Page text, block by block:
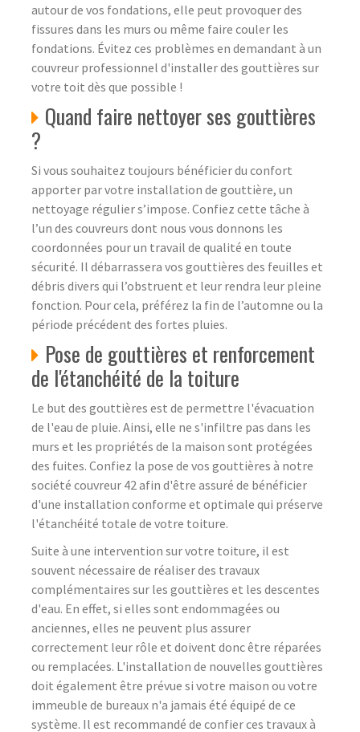
autour de vos fondations, elle peut provoquer des
fissures dans les murs ou même faire couler les
fondations. Évitez ces problèmes en demandant à un
couvreur professionnel d'installer des gouttières sur
votre toit dès que possible !
Quand faire nettoyer ses gouttières
?
Si vous souhaitez toujours bénéficier du confort
apporter par votre installation de gouttière, un
nettoyage régulier s’impose. Confiez cette tâche à
l’un des couvreurs dont nous vous donnons les
coordonnées pour un travail de qualité en toute
sécurité. Il débarrassera vos gouttières des feuilles et
débris divers qui l’obstruent et leur rendra leur pleine
fonction. Pour cela, préférez la fin de l’automne ou la
période précédent des fortes pluies.
Pose de gouttières et renforcement
de l'étanchéité de la toiture
Le but des gouttières est de permettre l'évacuation
de l'eau de pluie. Ainsi, elle ne s'infiltre pas dans les
murs et les propriétés de la maison sont protégées
des fuites. Confiez la pose de vos gouttières à notre
société couvreur 42 afin d'être assuré de bénéficier
d'une installation conforme et optimale qui préserve
l'étanchéité totale de votre toiture.
Suite à une intervention sur votre toiture, il est
souvent nécessaire de réaliser des travaux
complémentaires sur les gouttières et les descentes
d'eau. En effet, si elles sont endommagées ou
anciennes, elles ne peuvent plus assurer
correctement leur rôle et doivent donc être réparées
ou remplacées. L'installation de nouvelles gouttières
doit également être prévue si votre maison ou votre
immeuble de bureaux n'a jamais été équipé de ce
système. Il est recommandé de confier ces travaux à